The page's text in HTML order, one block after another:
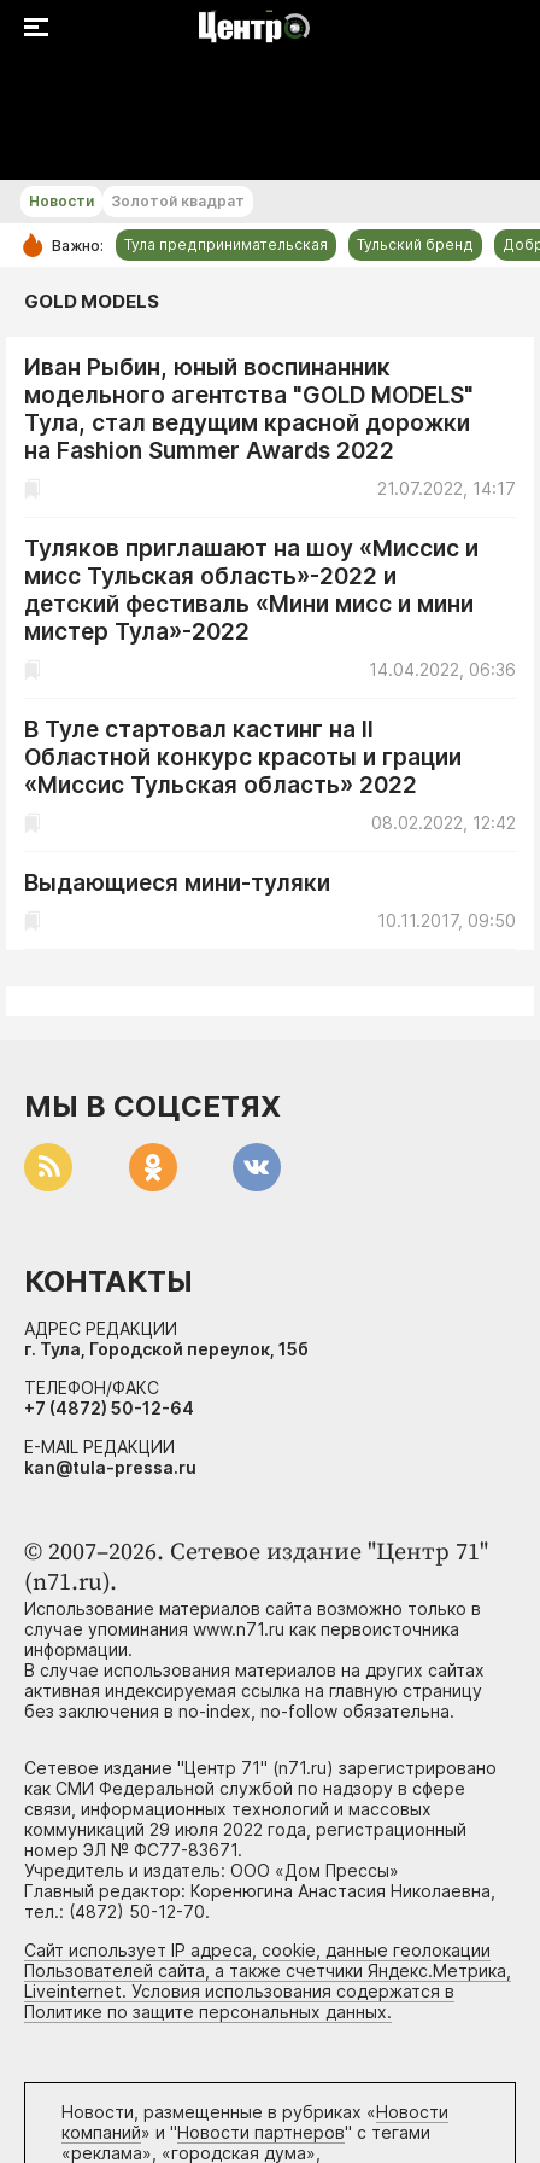
РУБРИКИ
Культура
Происшествия
Спорт
ДоброЦентр
Голодный шпион
Новости Золотой квадрат
Важно: Тула предпринимательская Тульский бренд
GOLD MODELS
Иван Рыбин, юный воспинанник
модельного агентства "GOLD MODELS"
Тула, стал ведущим красной дорожки
на Fashion Summer Awards 2022
21.07.2022, 14:17
Туляков приглашают на шоу «Миссис и
мисс Тульская область»-2022 и
детский фестиваль «Мини мисс и мини
мистер Тула»-2022
14.04.2022, 06:36
В Туле стартовал кастинг на II
Областной конкурс красоты и грации
«Миссис Тульская область» 2022
08.02.2022, 12:42
Выдающиеся мини-туляки
10.11.2017, 09:50
© 2007–2026. Сетевое издание "Центр 71"
(n71.ru).
Использование материалов сайта возможно только в
случае упоминания www.n71.ru как первоисточника
информации.
В случае использования материалов на других сайтах
активная индексируемая ссылка на главную страницу
без заключения в no-index, no-follow обязательна.
Сетевое издание "Центр 71" (n71.ru) зарегистрировано
как СМИ Федеральной службой по надзору в сфере
связи, информационных технологий и массовых
коммуникаций 29 июля 2022 года, регистрационный
номер ЭЛ № ФС77-83671.
Учредитель и издатель: ООО «Дом Прессы»
Главный редактор: Коренюгина Анастасия Николаевна,
тел.: (4872) 50-12-70.
Сайт использует IP адреса, cookie, данные геолокации
Пользователей сайта, а также счетчики Яндекс.Метрика,
Liveinternet. Условия использования содержатся в
Политике по защите персональных данных.
Новости, размещенные в рубриках «Новости
компаний» и "Новости партнеров" с тегами
«реклама», «городская дума»,
МЫ В СОЦСЕТЯХ
КОНТАКТЫ
АДРЕС РЕДАКЦИИ
г. Тула, Городской переулок, 15б
ТЕЛЕФОН/ФАКС
+7 (4872) 50-12-64
E-MAIL РЕДАКЦИИ
kan@tula-pressa.ru